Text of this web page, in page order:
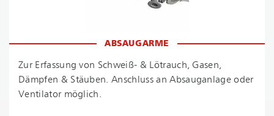
ABSAUGARME
Zur Erfassung von Schweiß- & Lötrauch, Gasen,
Dämpfen & Stäuben. Anschluss an Absauganlage oder
Ventilator möglich.